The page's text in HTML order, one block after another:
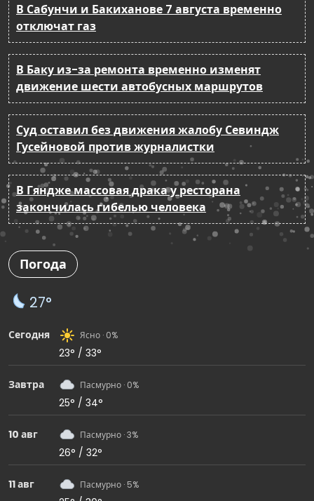
В Сабунчи и Бакиханове 7 августа временно
отключат газ
В Баку из-за ремонта временно изменят
движение шести автобусных маршрутов
Суд оставил без движения жалобу Севиндж
Гусейновой против журналистки
В Гяндже массовая драка у ресторана
закончилась гибелью человека
Погода
27°
Сегодня Ясно · 0%
23° / 33°
Завтра Пасмурно · 0%
25° / 34°
10 авг Пасмурно · 3%
26° / 32°
11 авг Пасмурно · 5%